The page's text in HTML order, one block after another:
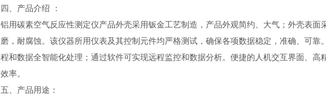
四、产品介绍 ：
铝用碳素空气反应性测定仪产品外壳采用钣金工艺制造，产品外观简约、大气；外壳表
磨，耐腐蚀。该仪器所用仪表及其控制元件均严格测试，确保各项数据稳定，准确、可
程和数据全智能化处理；通过软件可实现远程监控和数据分析。便捷的人机交互界面、
效率。
五、产品用途：